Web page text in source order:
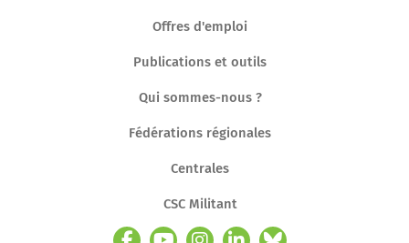
Offres d'emploi
Publications et outils
Qui sommes-nous ?
Fédérations régionales
Centrales
CSC Militant